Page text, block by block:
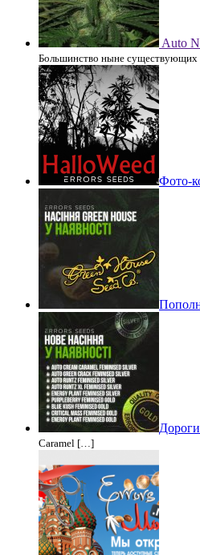
Auto
Большинство ныне существующих
Фото-
Caramel […]